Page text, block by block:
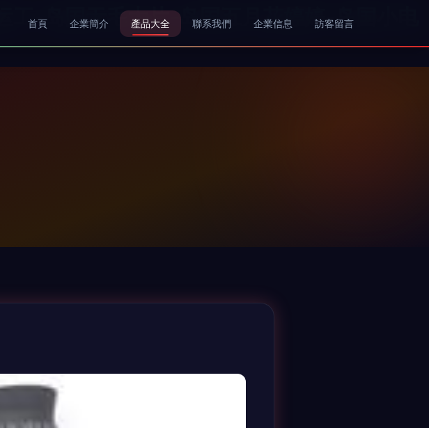
-岛国无毛大片-岛国五月花婷婷-岛国小电
首頁 企業簡介 產品大全 聯系我們 企業信息 訪客留言